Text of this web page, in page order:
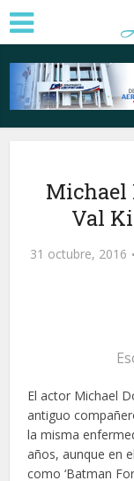
Michael
Val
31 octubre, 2016
El actor Michael
antiguo
la misma
años, aunque en
como ‘Batman